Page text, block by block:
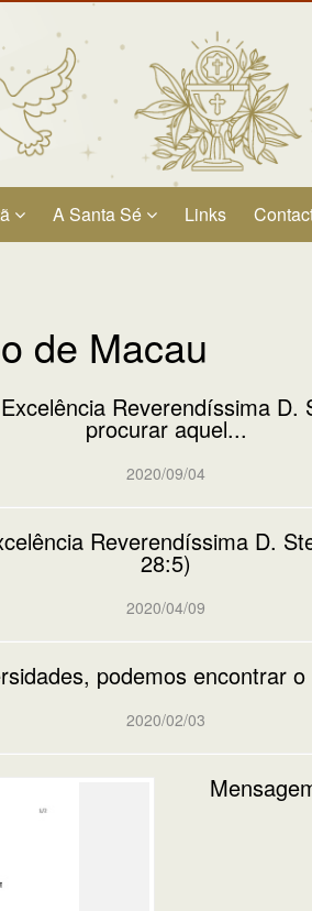
A Santa Sé Links
de Macau
Reverendíssima
procurar aquel...
2020/09/04
Reverendíssima D.
28:5)
2020/04/09
podemos encontrar
2020/02/03